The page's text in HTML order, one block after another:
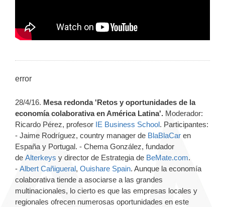
error
28/4/16. Mesa redonda 'Retos y oportunidades de la
economía colaborativa en América Latina'. Moderador:
Ricardo Pérez, profesor IE Business School. Participantes:
- Jaime Rodríguez, country manager de BlaBlaCar en
España y Portugal. - Chema González, fundador
de Alterkeys y director de Estrategia de BeMate.com.
- Albert Cañigueral, Ouishare Spain. Aunque la economía
colaborativa tiende a asociarse a las grandes
multinacionales, lo cierto es que las empresas locales y
regionales ofrecen numerosas oportunidades en este